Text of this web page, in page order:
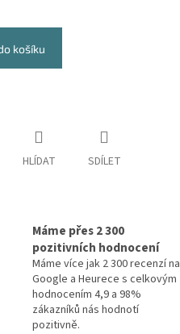
košíku
HLÍDAT SDÍLET
Máme přes 2 300
pozitivních hodnocení
Máme více jak 2 300 recenzí na
Google a Heurece s celkovým
hodnocením 4,9 a 98%
zákazníků nás hodnotí
pozitivně.